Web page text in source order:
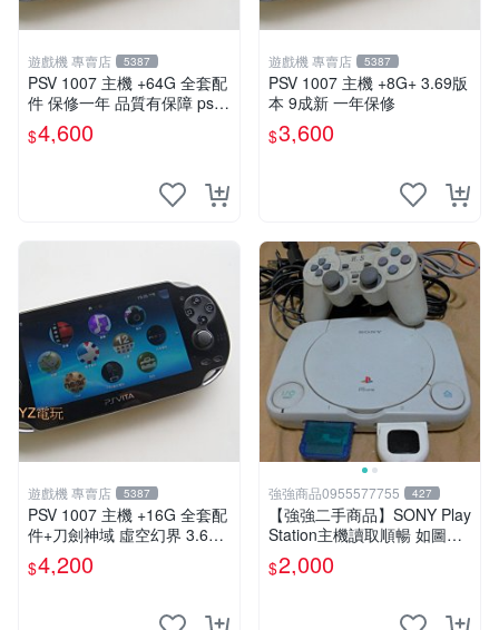
遊戲機 專賣店 5387
PSV 1007 主機 +64G 全套配
件 保修一年 品質有保障 psvit
$4,600
遊戲機 專賣店 5387
PSV 1007 主機 +8G+ 3.69版
本 9成新 一年保修
$3,600
遊戲機 專賣店 5387
PSV 1007 主機 +16G 全套配
件+刀劍神域 虛空幻界 3.61
版本85成新 PSVita1007 一年
保修
$4,200
強強商品0955577755 427
【強強二手商品】SONY Play
Station主機讀取順暢 如圖全
部 ! 外觀完整乾淨
$2,000